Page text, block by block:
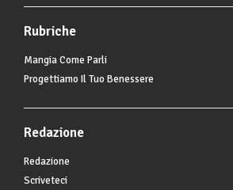
Rubriche
Mangia Come Parli
Progettiamo Il Tuo Benessere
Redazione
Redazione
Scriveteci